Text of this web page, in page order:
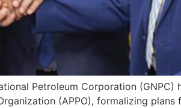
Petroleum Corporation
(APPO), formalizing